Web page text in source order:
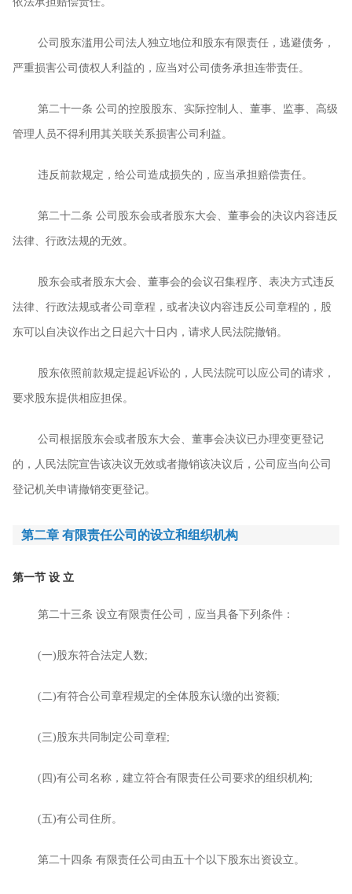
公司股东滥用公司法人独立地位和股东有限责任，逃避债务，
严重损害公司债权人利益的，应当对公司债务承担连带责任。
第二十一条 公司的控股股东、实际控制人、董事、监事、高级
管理人员不得利用其关联关系损害公司利益。
违反前款规定，给公司造成损失的，应当承担赔偿责任。
第二十二条 公司股东会或者股东大会、董事会的决议内容违反
法律、行政法规的无效。
股东会或者股东大会、董事会的会议召集程序、表决方式违反
法律、行政法规或者公司章程，或者决议内容违反公司章程的，股
东可以自决议作出之日起六十日内，请求人民法院撤销。
股东依照前款规定提起诉讼的，人民法院可以应公司的请求，
要求股东提供相应担保。
公司根据股东会或者股东大会、董事会决议已办理变更登记
的，人民法院宣告该决议无效或者撤销该决议后，公司应当向公司
登记机关申请撤销变更登记。
第二章 有限责任公司的设立和组织机构
第一节 设 立
第二十三条 设立有限责任公司，应当具备下列条件：
(一)股东符合法定人数;
(二)有符合公司章程规定的全体股东认缴的出资额;
(三)股东共同制定公司章程;
( 四)有公司名称，建立符合有限责任公司要求的组织机构;
(五)有公司住所。
第二十四条 有限责任公司由五十个以下股东出资设立。